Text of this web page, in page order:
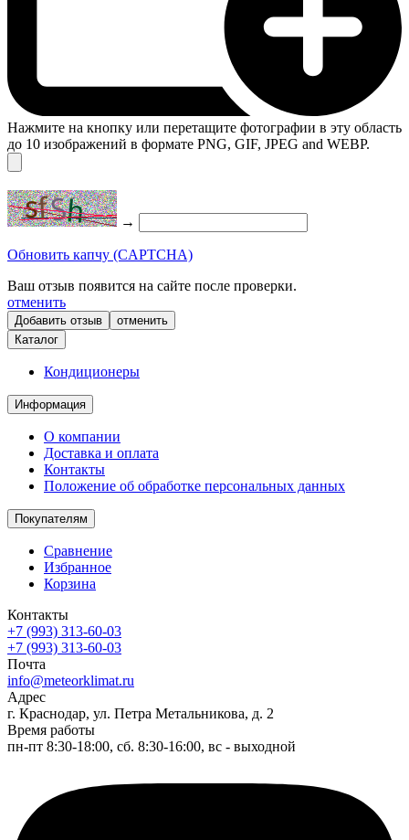
Нажмите на кнопку или перетащите фотографии в эту область
до 10 изображений в формате PNG, GIF, JPEG and WEBP.
→
Обновить капчу (CAPTCHA)
Ваш отзыв появится на сайте после проверки.
отменить
отменить
Каталог
Кондиционеры
Информация
О компании
Доставка и оплата
Контакты
Положение об обработке персональных данных
Покупателям
Сравнение
Избранное
Корзина
Контакты
+7 (993) 313-60-03
+7 (993) 313-60-03
Почта
info@meteorklimat.ru
Адрес
г. Краснодар, ул. Петра Метальникова, д. 2
Время работы
пн-пт 8:30-18:00, сб. 8:30-16:00, вс - выходной